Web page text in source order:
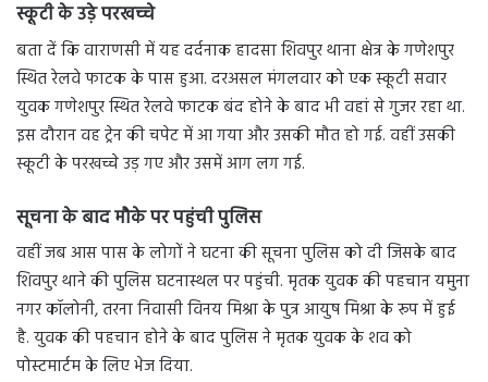
स्कूटी के उड़े परखच्चे
बता दें कि वाराणसी में यह दर्दनाक हादसा शिवपुर थाना क्षेत्र के गणेशपुर
स्थित रेलवे फाटक के पास हुआ. दरअसल मंगलवार को एक स्कूटी सवार
युवक गणेशपुर स्थित रेलवे फाटक बंद होने के बाद भी वहां से गुजर रहा था.
इस दौरान वह ट्रेन की चपेट में आ गया और उसकी मौत हो गई. वहीं उसकी
स्कूटी के परखच्चे उड़ गए और उसमें आग लग गई.
सूचना के बाद मौके पर पहुंची पुलिस
वहीं जब आस पास के लोगों ने घटना की सूचना पुलिस को दी जिसके बाद
शिवपुर थाने की पुलिस घटनास्थल पर पहुंची. मृतक युवक की पहचान यमुना
नगर कॉलोनी, तरना निवासी विनय मिश्रा के पुत्र आयुष मिश्रा के रूप में हुई
है. युवक की पहचान होने के बाद पुलिस ने मृतक युवक के शव को
पोस्टमार्टम के लिए भेज दिया.